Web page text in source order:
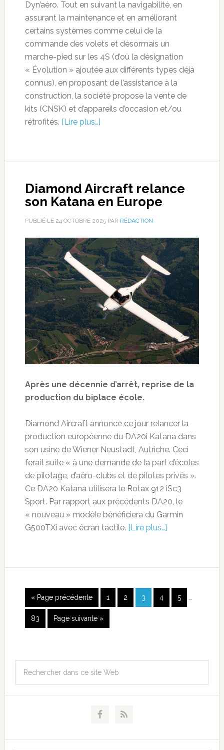
Dyn’aéro. Tout en suivant la navigabilité, en
assurant la maintenance et en améliorant
certains systèmes comme celui de la
commande des volets et désormais un
marche-pied sur les 4S (d’où la désignation
« Évolution » ajoutée aux différents types déjà
connus), en proposant de l’assistance à la
construction, la société propose la vente de
kits (CNSK) et d’appareils d’occasion et/ou
rétrofités. [Lire plus…]
Diamond Aircraft relance
son Katana en Europe
PUBLIÉ LE 24 OCTOBRE 2025PAR RÉDACTION
Après une décennie d’arrêt, reprise de la
production du biplace école.
Diamond Aircraft annonce ce jour relancer la
production européenne du DA20i Katana dans
son usine de Wiener Neustadt, Autriche. Ceci
ferait suite « à une demande de la part d’écoles
de pilotage, d’aéro-clubs et de pilotes privés ».
Ce DA20 Katana utilisera le Rotax 912 iSc3
Sport. Par rapport aux précédents DA20, le
« nouveau » modèle bénéficiera du Garmin
G500TXi avec écran tactile. [Lire plus…]
« Page précédente 1 2 3 4 5
83 Page suivante »